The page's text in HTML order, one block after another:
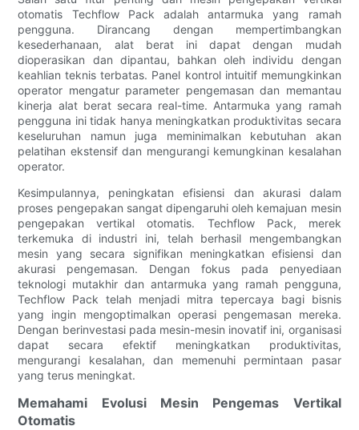
otomatis Techflow Pack adalah antarmuka yang ramah
pengguna. Dirancang dengan mempertimbangkan
kesederhanaan, alat berat ini dapat dengan mudah
dioperasikan dan dipantau, bahkan oleh individu dengan
keahlian teknis terbatas. Panel kontrol intuitif memungkinkan
operator mengatur parameter pengemasan dan memantau
kinerja alat berat secara real-time. Antarmuka yang ramah
pengguna ini tidak hanya meningkatkan produktivitas secara
keseluruhan namun juga meminimalkan kebutuhan akan
pelatihan ekstensif dan mengurangi kemungkinan kesalahan
operator.
Kesimpulannya, peningkatan efisiensi dan akurasi dalam
proses pengepakan sangat dipengaruhi oleh kemajuan mesin
pengepakan vertikal otomatis. Techflow Pack, merek
terkemuka di industri ini, telah berhasil mengembangkan
mesin yang secara signifikan meningkatkan efisiensi dan
akurasi pengemasan. Dengan fokus pada penyediaan
teknologi mutakhir dan antarmuka yang ramah pengguna,
Techflow Pack telah menjadi mitra tepercaya bagi bisnis
yang ingin mengoptimalkan operasi pengemasan mereka.
Dengan berinvestasi pada mesin-mesin inovatif ini, organisasi
dapat secara efektif meningkatkan produktivitas,
mengurangi kesalahan, dan memenuhi permintaan pasar
yang terus meningkat.
Memahami Evolusi Mesin Pengemas Vertikal
Otomatis